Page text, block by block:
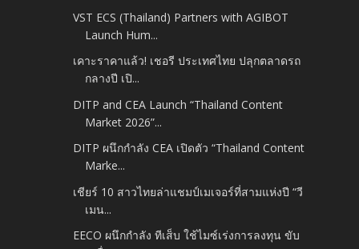
VST ECS (Thailand) Partners with AGIBOT
Launch Hum...
เคาะราคาแล้ว! เชอรี ประเทศไทย ปลุกตลาดรถ
กลางปี เปิ...
DITP and CEA Launch “Thailand Content
Market 2026”...
DITP ผนึกกำลัง CEA เปิดตัว “Thailand Content
Marke...
เชียร์ 10 สาวไทยล่าแชมป์เมเจอร์ที่สามแห่งปี “วี
เมน...
EECO ผนึกกำลัง ทีเส็บ ใช้ไมซ์เร่งการลงทุน ขับ